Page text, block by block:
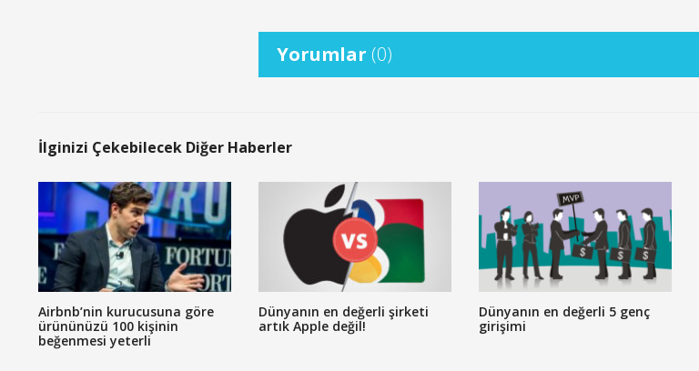
Yorumlar (0)
İlginizi Çekebilecek Diğer Haberler
Airbnb’nin kurucusuna göre
ürününüzü 100 kişinin
beğenmesi yeterli
Dünyanın en değerli şirketi
artık Apple değil!
Dünyanın en değerli 5 genç
girişimi